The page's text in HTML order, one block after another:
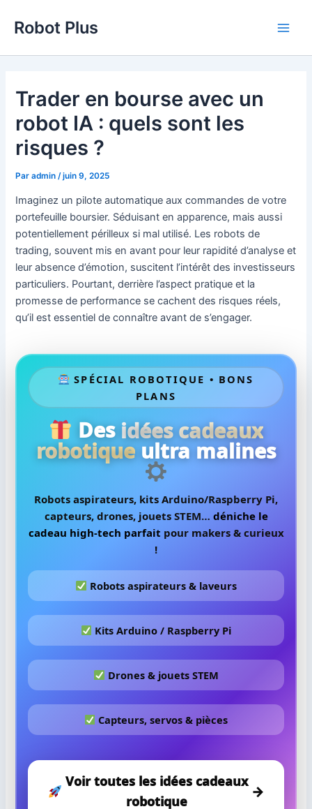
Robot Plus
Trader en bourse avec un
robot IA : quels sont les
risques ?
Paradmin /juin 9, 2025
Imaginez un pilote automatique aux commandes de votre
portefeuille boursier. Séduisant en apparence, mais aussi
potentiellement périlleux si mal utilisé. Les robots de
trading, souvent mis en avant pour leur rapidité d’analyse et
leur absence d’émotion, suscitent l’intérêt des investisseurs
particuliers. Pourtant, derrière l’aspect pratique et la
promesse de performance se cachent des risques réels,
qu’il est essentiel de connaître avant de s’engager.
SPÉCIAL ROBOTIQUE • BONS
PLANS
Desidées cadeaux
robotique ultra malines
Robots aspirateurs, kits Arduino/Raspberry Pi,
capteurs, drones, jouets STEM… déniche le
cadeau high-tech parfait pour makers & curieux
!
Robots aspirateurs & laveurs
Kits Arduino / Raspberry Pi
Drones & jouets STEM
Capteurs, servos & pièces
Voir toutes les idées cadeaux
robotique
→